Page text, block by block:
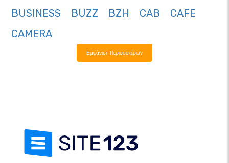
BUSINESS
BUZZ BZH CAB
CAFE
CAMERA
Εμφάνιση Περισσοτέρων